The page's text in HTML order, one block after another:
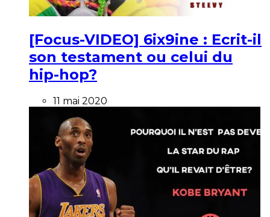
[Focus-VIDEO] 6ix9ine : Ecrit-il
son testament ou celui du
hip-hop?
11 mai 2020